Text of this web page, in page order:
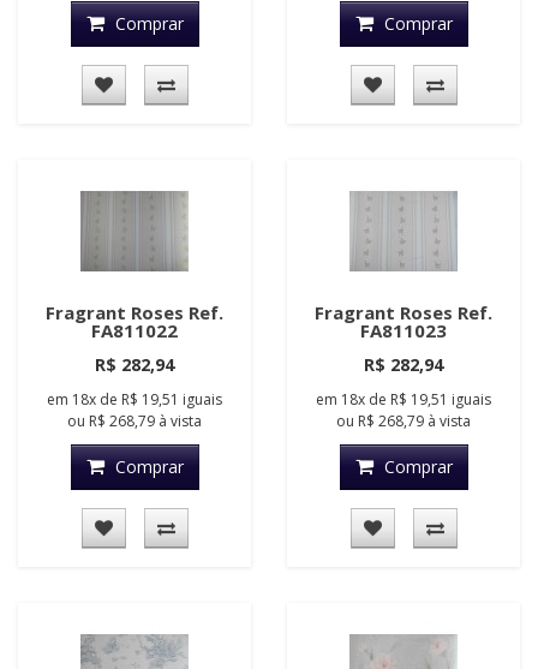
Comprar Comprar
Fragrant Roses Ref.
FA811022
R$ 282,94
em 18x de R$ 19,51 iguais
ou R$ 268,79 à vista
Comprar
Fragrant Roses Ref.
FA811023
R$ 282,94
em 18x de R$ 19,51 iguais
ou R$ 268,79 à vista
Comprar